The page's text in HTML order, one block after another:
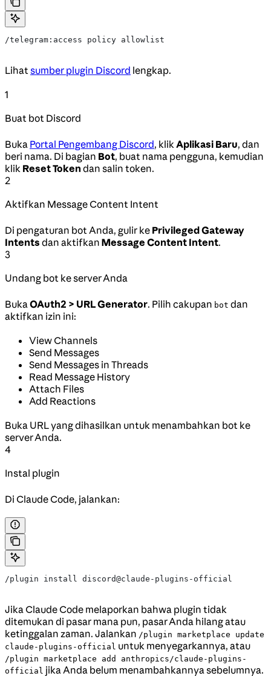
/telegram:access policy allowlist
Lihatsumber plugin Discord lengkap.
1
Buat bot Discord
Buka Portal Pengembang Discord, klikAplikasi Baru, dan
beri nama. Di bagian Bot, buat nama pengguna, kemudian
klik Reset Token dan salin token.
2
Aktifkan Message Content Intent
Di pengaturan bot Anda, gulir ke Privileged Gateway
Intents dan aktifkan Message Content Intent.
3
Undang bot ke server Anda
BukaOAuth2 > URL Generator. Pilih cakupan bot dan
aktifkan izin ini:
View Channels
Send Messages
Send Messages in Threads
Read Message History
Attach Files
Add Reactions
Buka URL yang dihasilkan untuk menambahkan bot ke
server Anda.
4
Instal plugin
Di Claude Code, jalankan:
/plugin install discord@claude-plugins-official
Jika Claude Code melaporkan bahwa plugin tidak
ditemukan di pasar mana pun, pasar Anda hilang atau
ketinggalan zaman. Jalankan /plugin marketplace update
claude-plugins-official untuk menyegarkannya, atau
/plugin marketplace add anthropics/claude-plugins-
official jika Anda belum menambahkannya sebelumnya.